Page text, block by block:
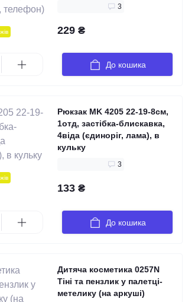
3
229 ₴
До кошика
Рюкзак MK 4205 22-19-8см,
1отд, застібка-блискавка,
4віда (єдиноріг, лама), в
кульку
3
133 ₴
До кошика
Дитяча косметика 0257N
Тіні та пензлик у палетці-
метелику (на аркуші)